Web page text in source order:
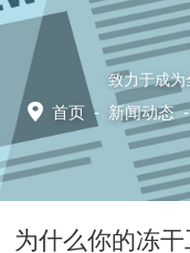
致力于成为
首页 - 新闻动态
为什么你的冻